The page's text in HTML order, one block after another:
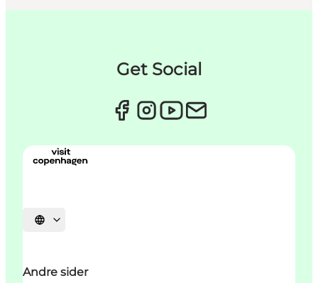
Get Social
Vælg sprog
Andre sider